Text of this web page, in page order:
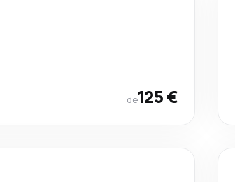
de125 €